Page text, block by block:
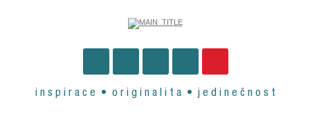
i n s p i r a c e • o r i g i n a l i t a • j e d i n e č n o s t